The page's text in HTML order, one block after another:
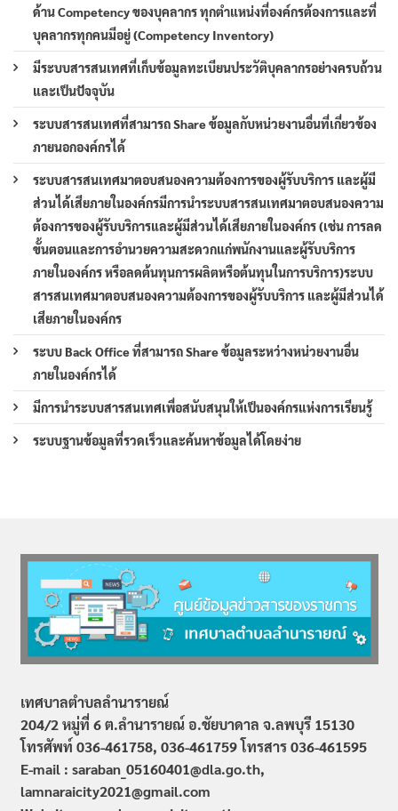
ด้าน Competency ของบุคลากร ทุกตำแหน่งที่องค์กรต้องการและที่
บุคลากรทุกคนมีอยู่ (Competency Inventory)
มีระบบสารสนเทศที่เก็บข้อมูลทะเบียนประวัติบุคลากรอย่างครบถ้วน
และเป็นปัจจุบัน
ระบบสารสนเทศที่สามารถ Share ข้อมูลกับหน่วยงานอื่นที่เกี่ยวข้อง
ภายนอกองค์กรได้
ระบบสารสนเทศมาตอบสนองความต้องการของผู้รับบริการ และผู้มี
ส่วนได้เสียภายในองค์กรมีการนำระบบสารสนเทศมาตอบสนองความ
ต้องการของผู้รับบริการและผู้มีส่วนได้เสียภายในองค์กร (เช่น การลด
ขั้นตอนและการอำนวยความสะดวกแก่พนักงานและผู้รับบริการ
ภายในองค์กร หรือลดต้นทุนการผลิตหรือต้นทุนในการบริการ)ระบบ
สารสนเทศมาตอบสนองความต้องการของผู้รับบริการ และผู้มีส่วนได้
เสียภายในองค์กร
ระบบ Back Office ที่สามารถ Share ข้อมูลระหว่างหน่วยงานอื่น
ภายในองค์กรได้
มีการนำระบบสารสนเทศเพื่อสนับสนุนให้เป็นองค์กรแห่งการเรียนรู้
ระบบฐานข้อมูลที่รวดเร็วและค้นหาข้อมูลได้โดยง่าย
เทศบาลตำบลลำนารายณ์
204/2 หมู่ที่ 6 ต.ลำนารายณ์ อ.ชัยบาดาล จ.ลพบุรี 15130
โทรศัพท์ 036-461758, 036-461759 โทรสาร 036-461595
E-mail : saraban_05160401@dla.go.th,
lamnaraicity2021@gmail.com